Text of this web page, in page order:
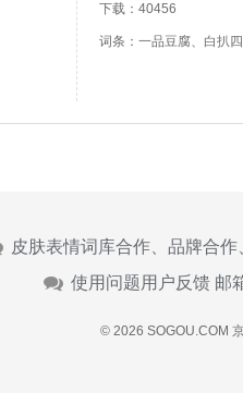
下载：40456
词条：一品豆腐、白扒
皮肤表情词库合作、品牌合
使用问题用户反馈 邮
© 2026 SOGOU.COM